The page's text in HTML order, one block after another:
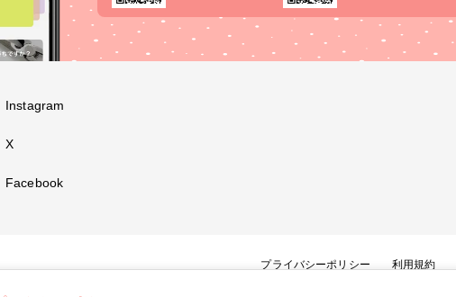
Instagram
X
Facebook
プライバシーポリシー 利用規約